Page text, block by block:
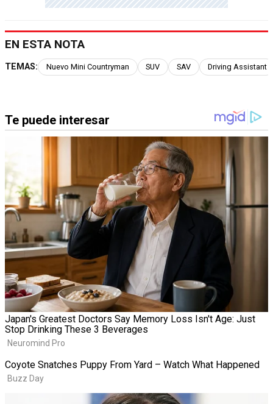
EN ESTA NOTA
TEMAS: Nuevo Mini Countryman SUV SAV Driving Assistant